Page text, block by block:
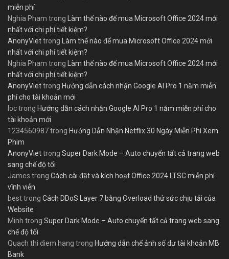
miễn phí
Nghia Pham trong Làm thế nào để mua Microsoft Office 2024 mới
nhất với chi phí tiết kiệm?
AnonyViettrong Làm thế nào để mua Microsoft Office 2024 mới
nhất với chi phí tiết kiệm?
Nghia Pham trong Làm thế nào để mua Microsoft Office 2024 mới
nhất với chi phí tiết kiệm?
AnonyViettrong Hướng dẫn cách nhận Google AI Pro 1 năm miễn
phí cho tài khoản mới
loctrong Hướng dẫn cách nhận Google AI Pro 1 năm miễn phí cho
tài khoản mới
1234560987trong Hướng Dẫn Nhận Netflix 30 Ngày Miễn Phí Xem
Phim
AnonyViettrong Super Dark Mode – Auto chuyển tất cả trang web
sang chế độ tối
James trong Cách cài đặt và kích hoạt Office 2024 LTSC miễn phí
vĩnh viễn
besttrong Cách DDoS Layer 7 bằng Overload thử sức chịu tải của
Website
Minh trong Super Dark Mode – Auto chuyển tất cả trang web sang
chế độ tối
Quach thi diem hang trong Hướng dẫn chế ảnh số dư tài khoản MB
Bank